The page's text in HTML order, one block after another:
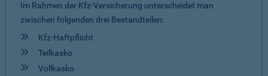
Im Rahmen der Kfz-Versicherung unterscheidet man
zwischen folgenden drei Bestandteilen:
Kfz-Haftpflicht
Teilkasko
Vollkasko